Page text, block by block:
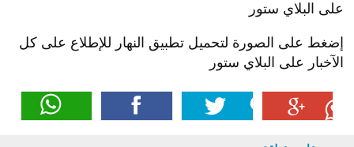
على البلاي ستور
إضغط على الصورة لتحميل تطبيق النهار للإطلاع على كل
الآخبار على البلاي ستور